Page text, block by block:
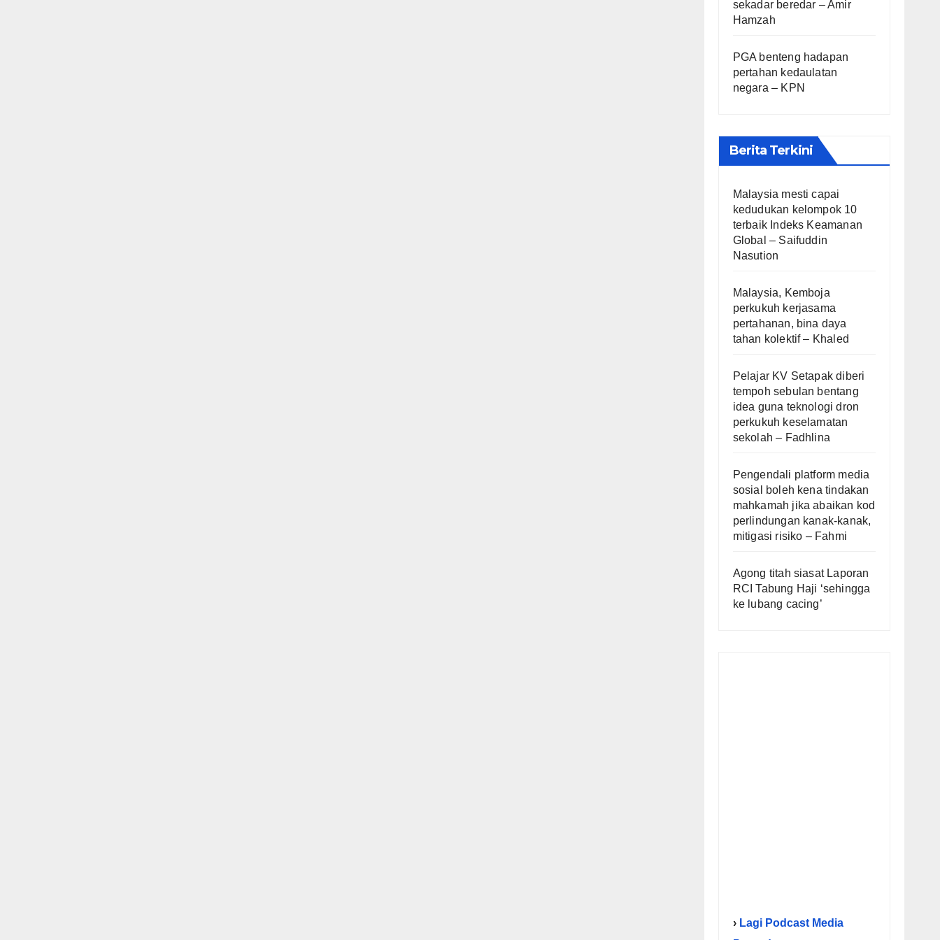
sekadar beredar – Amir
Hamzah
PGA benteng hadapan
pertahan kedaulatan
negara – KPN
Berita Terkini
Malaysia mesti capai
kedudukan kelompok 10
terbaik Indeks Keamanan
Global – Saifuddin
Nasution
Malaysia, Kemboja
perkukuh kerjasama
pertahanan, bina daya
tahan kolektif – Khaled
Pelajar KV Setapak diberi
tempoh sebulan bentang
idea guna teknologi dron
perkukuh keselamatan
sekolah – Fadhlina
Pengendali platform media
sosial boleh kena tindakan
mahkamah jika abaikan kod
perlindungan kanak-kanak,
mitigasi risiko – Fahmi
Agong titah siasat Laporan
RCI Tabung Haji ‘sehingga
ke lubang cacing’
›Lagi Podcast Media